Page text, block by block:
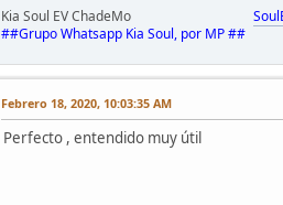
Kia Soul EV ChadeMo
##Grupo Whatsapp Kia Soul, por MP ##
Febrero 18, 2020, 10:03:35 AM
Perfecto , entendido muy útil